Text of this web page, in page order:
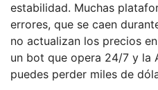
estabilidad. Muchas
errores, que se caen
no actualizan los precios
un bot que opera 24/7 y la
puedes perder miles de